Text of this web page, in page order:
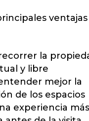
ventajas
la
y libre
mejor la
de los espacios
experiencia más